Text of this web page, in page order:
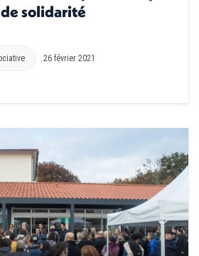
solidarité
26 février 2021